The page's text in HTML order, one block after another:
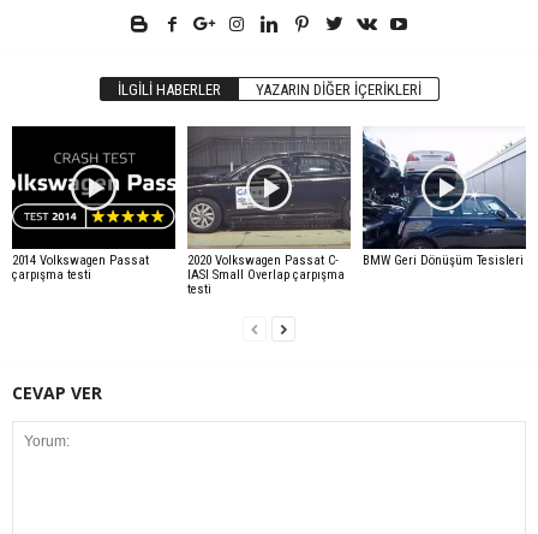
İLGILI HABERLER YAZARIN DIĞER İÇERIKLERI
2014 Volkswagen Passat
çarpışma testi
2020 Volkswagen Passat C-
IASI Small Overlap çarpışma
testi
BMW Geri Dönüşüm Tesisleri
CEVAP VER